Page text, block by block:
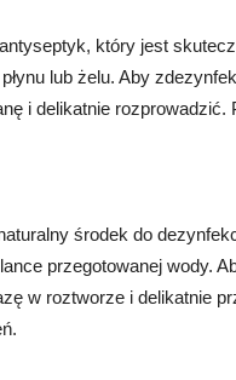
który jest
lub żelu. Aby
i delikatnie
środek do
przegotowanej wody.
w roztworze i delikatnie